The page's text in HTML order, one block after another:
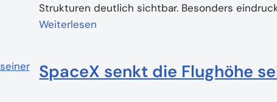
Strukturen deutlich sichtbar. Besonders
Weiterlesen
SpaceX senkt die Flughöhe